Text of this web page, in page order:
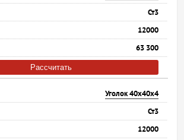
Ст3
12000
63 300
Рассчитать
Уголок 40х40х4
Ст3
12000